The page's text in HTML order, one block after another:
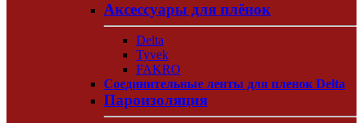
Аксессуары для плёнок
Delta
Tyvek
FAKRO
Соединительные ленты для пленок Delta
Пароизоляция